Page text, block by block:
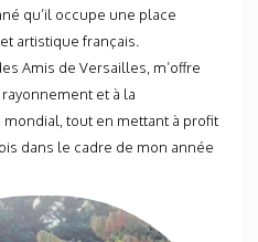
qu’il occupe une place
artistique français.
Amis de Versailles, m’offre
et à la
tout en mettant à profit
dans le cadre de mon année